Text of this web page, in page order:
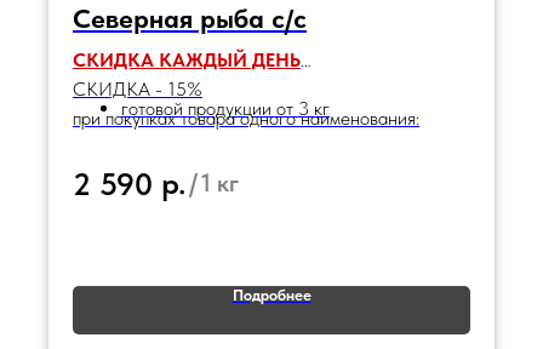
Северная рыба с/с
СКИДКА КАЖДЫЙ ДЕНЬ
СКИДКА - 15%
при покупках товара одного наименования:
готовой продукции от 3 кг
2 590 р. /1 кг
Подробнее